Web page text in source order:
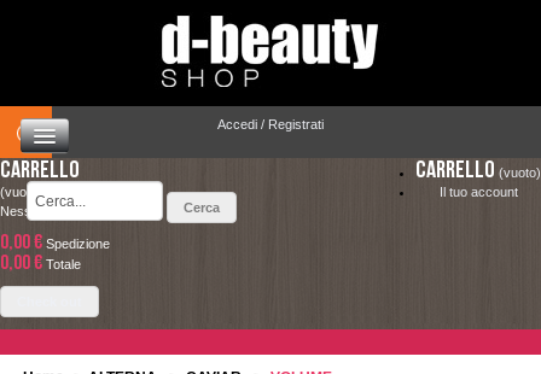
Accedi / Registrati
Carrello (vuoto)
Il tuo account
Carrello
(vuoto)
Nessun prodotto
0,00 € Spedizione
0,00 € Totale
HOME
LA SPEDIZIONE COSTA SOLO 4.90 € ED È
COMPLETAMENTE GRATUITA PER ORDINI